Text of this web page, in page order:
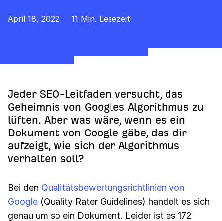
April 18, 2022 11 Min. Lesezeit
Jeder SEO-Leitfaden versucht, das
Geheimnis von Googles Algorithmus zu
lüften. Aber was wäre, wenn es ein
Dokument von Google gäbe, das dir
aufzeigt, wie sich der Algorithmus
verhalten soll?
Bei den Qualitätsbewertungsrichtlinien von
Google (Quality Rater Guidelines) handelt es sich
genau um so ein Dokument. Leider ist es 172